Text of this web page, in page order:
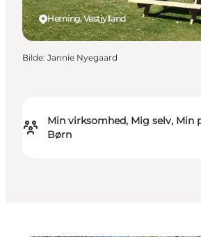
Min virksomhed, Mig selv, Min
Børn
Herning, Vestjylland
Bilde: Jannie Nyegaard